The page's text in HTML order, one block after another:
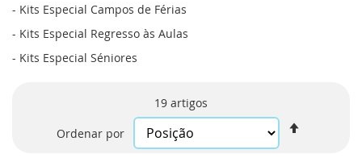
- Kits Especial Campos de Férias
- Kits Especial Regresso às Aulas
- Kits Especial Séniores
19 artigos
Ordenar por